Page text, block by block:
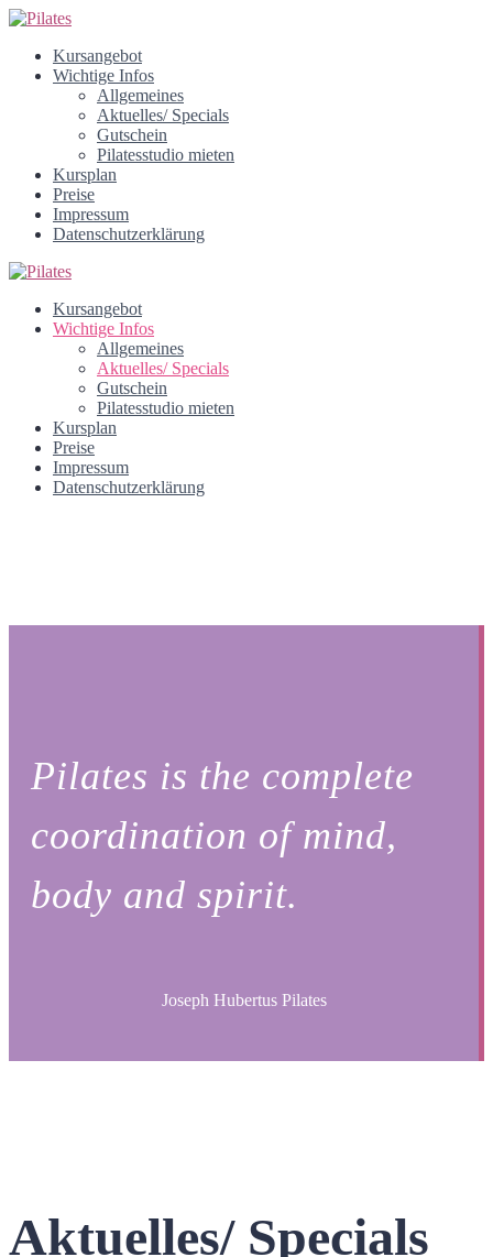
Kursangebot
Wichtige Infos
Allgemeines
Aktuelles/ Specials
Gutschein
Pilatesstudio mieten
Kursplan
Preise
Impressum
Datenschutzerklärung
Kursangebot
Wichtige Infos
Allgemeines
Aktuelles/ Specials
Gutschein
Pilatesstudio mieten
Kursplan
Preise
Impressum
Datenschutzerklärung
Pilates is the complete
coordination of mind,
body and spirit.
Joseph Hubertus Pilates
Aktuelles/ Specials